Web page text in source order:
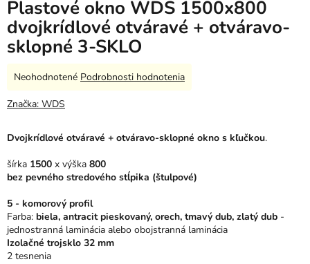
Plastové okno WDS 1500x800
dvojkrídlové otváravé + otváravo-
sklopné 3-SKLO
Dvojkrídlové otváravé + otváravo-sklopné okno s kľučkou.
šírka 1500 x výška 800
bez pevného stredového stĺpika (štulpové)
5 - komorový profil
Farba: biela, antracit pieskovaný, orech, tmavý dub, zlatý dub -
jednostranná laminácia alebo obojstranná laminácia
Izolačné trojsklo 32 mm
2 tesnenia
Priemerné
produktu
z
hviezdičiek.
Neohodnotené Podrobnosti hodnotenia
Značka: WDS